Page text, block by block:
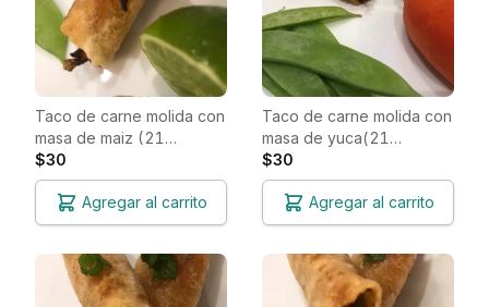
Taco de carne molida con
masa de maiz (21
unidades)
$30
Agregar al carrito
Taco de carne molida con
masa de yuca(21
unidades)
$30
Agregar al carrito